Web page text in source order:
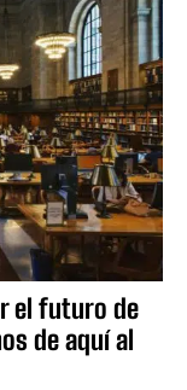
el futuro de
de aquí al